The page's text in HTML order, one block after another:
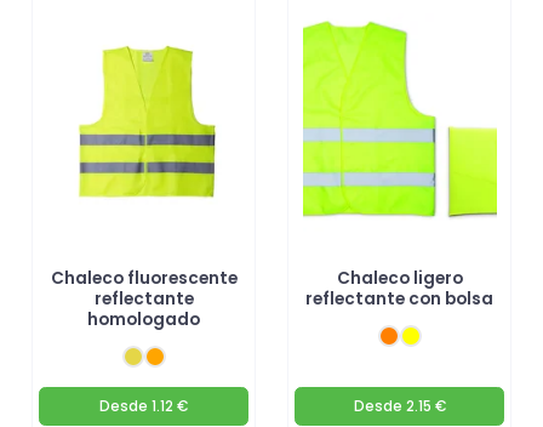
Chaleco fluorescente
reflectante
homologado
Desde 1.12 €
Chaleco ligero
reflectante con bolsa
Desde 2.15 €